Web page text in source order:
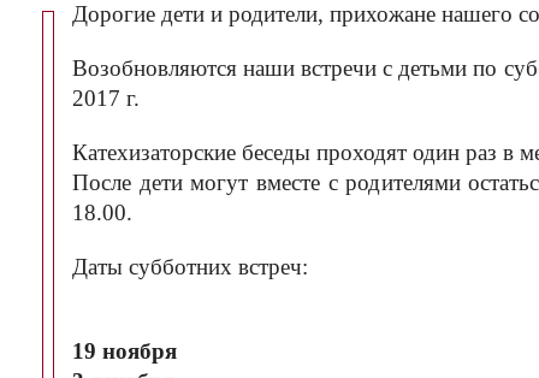
Дорогие дети и родители, прихожане нашего
Возобновляются наши встречи c детьми по
2017 г.
Катехизаторские беседы проходят один раз в
После дети могут вместе с родителями
18.00.
Даты субботних встреч:
19 ноября